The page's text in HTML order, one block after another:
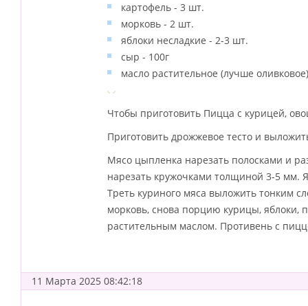
картофель - 3 шт.
морковь - 2 шт.
яблоки несладкие - 2-3 шт.
сыр - 100г
масло растительное (лучше
Чтобы приготовить Пицца с курицей,
Приготовить дрожжевое тесто и
Мясо цыпленка нарезать полосками и
нарезать кружочками толщиной 3-5 мм.
Треть куриного мяса выложить тонким
морковь, снова порцию курицы,
растительным маслом. Противень с
11 Марта 2025 08:42:18